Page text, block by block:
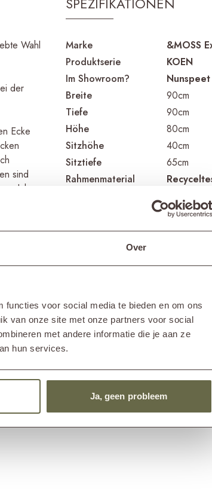
Over
voor social media te bieden en om ons
van onze site met onze partners voor social
met andere informatie die je aan ze
hun services.
Ja, geen probleem
Wahl
der
Ecke
sind
daher
der Zeit
Sie den
Jahre
Marke
&MOSS
Produktserie
KOEN
Im Showroom?
Nunspeet
Breite
90cm
Tiefe
90cm
Höhe
80cm
Sitzhöhe
40cm
Sitztiefe
65cm
Rahmenmaterial
1 bis 2
Kissen
Passender Bezug ETGF7116